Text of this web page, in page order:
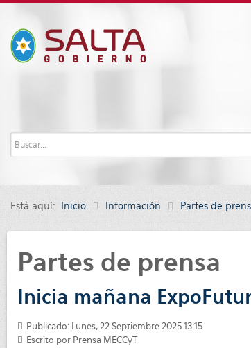
Está aquí: Inicio Información Partes de
Partes de prensa
Inicia mañana
Publicado: Lunes, 22 Septiembre 2025 13:15
Escrito por Prensa MECCyT